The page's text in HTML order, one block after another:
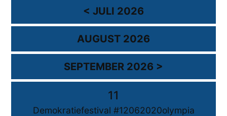
< JULI 2026
AUGUST 2026
SEPTEMBER 2026 >
11
Demokratiefestival #12062020olympia